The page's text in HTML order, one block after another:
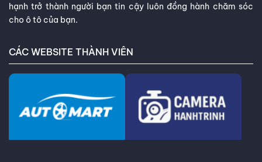
hạnh trở thành người bạn tin cậy luôn đồng hành chăm sóc
cho ô tô của bạn.
CÁC WEBSITE THÀNH VIÊN